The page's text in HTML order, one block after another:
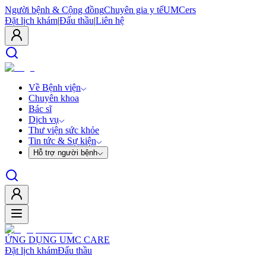
Người bệnh & Cộng đồngChuyên gia y tếUMCers
Đặt lịch khám|Đấu thầu|Liên hệ
Về Bệnh viện
Chuyên khoa
Bác sĩ
Dịch vụ
Thư viện sức khỏe
Tin tức & Sự kiện
Hỗ trợ người bệnh
ỨNG DỤNG UMC CARE
Đặt lịch khámĐấu thầu